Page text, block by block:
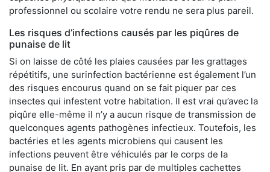
professionnel ou scolaire votre rendu ne sera plus pareil.
Les risques d’infections causés par les piqûres de
punaise de lit
Si on laisse de côté les plaies causées par les grattages
répétitifs, une surinfection bactérienne est également l’un
des risques encourus quand on se fait piquer par ces
insectes qui infestent votre habitation. Il est vrai qu’avec la
piqûre elle-même il n’y a aucun risque de transmission de
quelconques agents pathogènes infectieux. Toutefois, les
bactéries et les agents microbiens qui causent les
infections peuvent être véhiculés par le corps de la
punaise de lit. En ayant pris par de multiples cachettes